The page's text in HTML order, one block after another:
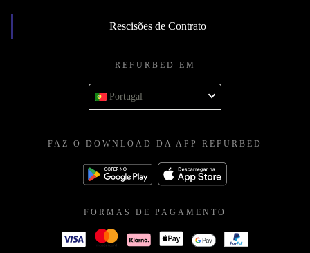
Rescisões de Contrato
REFURBED EM
Portugal
FAZ O DOWNLOAD DA APP REFURBED
FORMAS DE PAGAMENTO